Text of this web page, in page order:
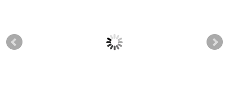
ハワイと日本の不動産
ハワイの物件名義と銀
ハ